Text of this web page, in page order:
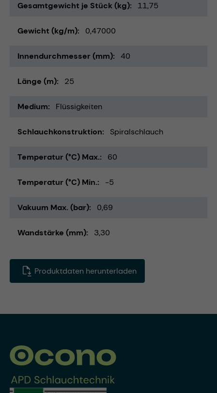
Gesamtgewicht je Stück (kg) 11,75
Gewicht (kg/m) 0,47000
Innendurchmesser (mm) 40
Länge (m) 25
Medium Flüssigkeiten
Schlauchkonstruktion Spiralschlauch
Temperatur (°C) Max. 60
Temperatur (°C) Min. -5
Vakuum Max. (bar) 0,69
Wandstärke (mm) 3,30
Produktdaten herunterladen